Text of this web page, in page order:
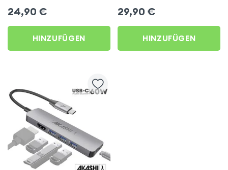
24,90 €
HINZUFÜGEN
29,90 €
HINZUFÜGEN